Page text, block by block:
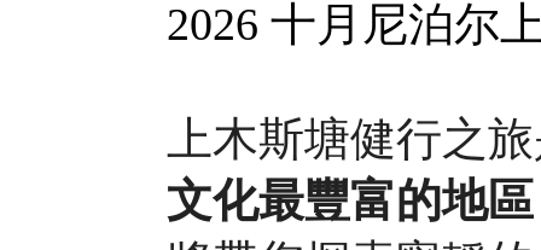
2026 十月尼泊尔
上木斯塘健行之
文化最豐富的地區